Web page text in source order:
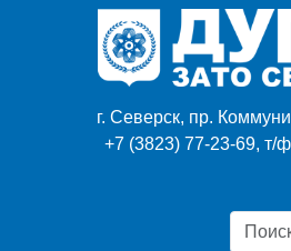
г. Северск, пр.
+7 (3823) 77-23-69, т/